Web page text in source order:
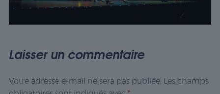
Laisser un commentaire
Votre adresse e-mail ne sera pas publiée. Les champs